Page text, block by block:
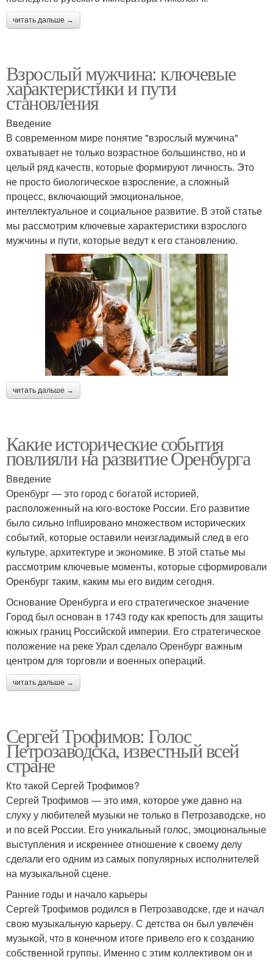
читать дальше →
Взрослый мужчина: ключевые
характеристики и пути
становления
Введение
В современном мире понятие "взрослый мужчина"
охватывает не только возрастное большинство, но и
целый ряд качеств, которые формируют личность. Это
не просто биологическое взросление, а сложный
процесс, включающий эмоциональное,
интеллектуальное и социальное развитие. В этой статье
мы рассмотрим ключевые характеристики взрослого
мужчины и пути, которые ведут к его становлению.
читать дальше →
Какие исторические события
повлияли на развитие Оренбурга
Введение
Оренбург — это город с богатой историей,
расположенный на юго-востоке России. Его развитие
было сильно influировано множеством исторических
событий, которые оставили неизгладимый след в его
культуре, архитектуре и экономике. В этой статье мы
рассмотрим ключевые моменты, которые сформировали
Оренбург таким, каким мы его видим сегодня.
Основание Оренбурга и его стратегическое значение
Город был основан в 1743 году как крепость для защиты
южных границ Российской империи. Его стратегическое
положение на реке Урал сделало Оренбург важным
центром для торговли и военных операций.
читать дальше →
Сергей Трофимов: Голос
Петрозаводска, известный всей
стране
Кто такой Сергей Трофимов?
Сергей Трофимов — это имя, которое уже давно на
слуху у любителей музыки не только в Петрозаводске, но
и по всей России. Его уникальный голос, эмоциональные
выступления и искреннее отношение к своему делу
сделали его одним из самых популярных исполнителей
на музыкальной сцене.
Ранние годы и начало карьеры
Сергей Трофимов родился в Петрозаводске, где и начал
свою музыкальную карьеру. С детства он был увлечён
музыкой, что в конечном итоге привело его к созданию
собственной группы. Именно с этим коллективом он и